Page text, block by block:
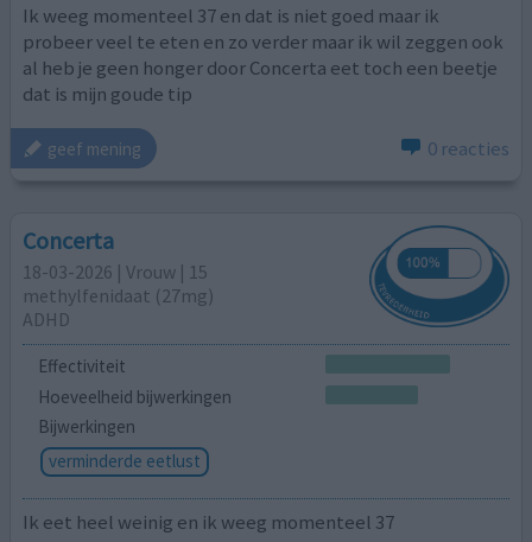
Ik weeg momenteel 37 en dat is niet goed maar ik
probeer veel te eten en zo verder maar ik wil zeggen ook
al heb je geen honger door Concerta eet toch een beetje
dat is mijn goude tip
geef mening 0 reacties
Concerta
18-03-2026 | Vrouw | 15
methylfenidaat (27mg)
ADHD
Effectiviteit
Hoeveelheid bijwerkingen
Bijwerkingen
verminderde eetlust
Ik eet heel weinig en ik weeg momenteel 37